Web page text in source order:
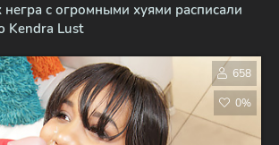
с огромными хуями расписали
Kendra Lust
658
0%